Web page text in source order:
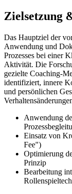
Zielsetzung
Das Hauptziel der
Anwendung und
Prozesses bei einer
Aktivität. Die
gezielte Coaching-
identifiziert, innere
und persönlichen
Anwendung
Einsatz von
Fee")
Optimierung
Prinzip
Bearbeitung